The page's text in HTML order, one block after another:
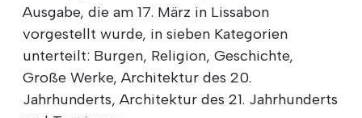
Ausgabe, die am 17. März in Lissabon
vorgestellt wurde, in sieben Kategorien
unterteilt: Burgen, Religion, Geschichte,
Große Werke, Architektur des 20.
Jahrhunderts, Architektur des 21. Jahrhunderts